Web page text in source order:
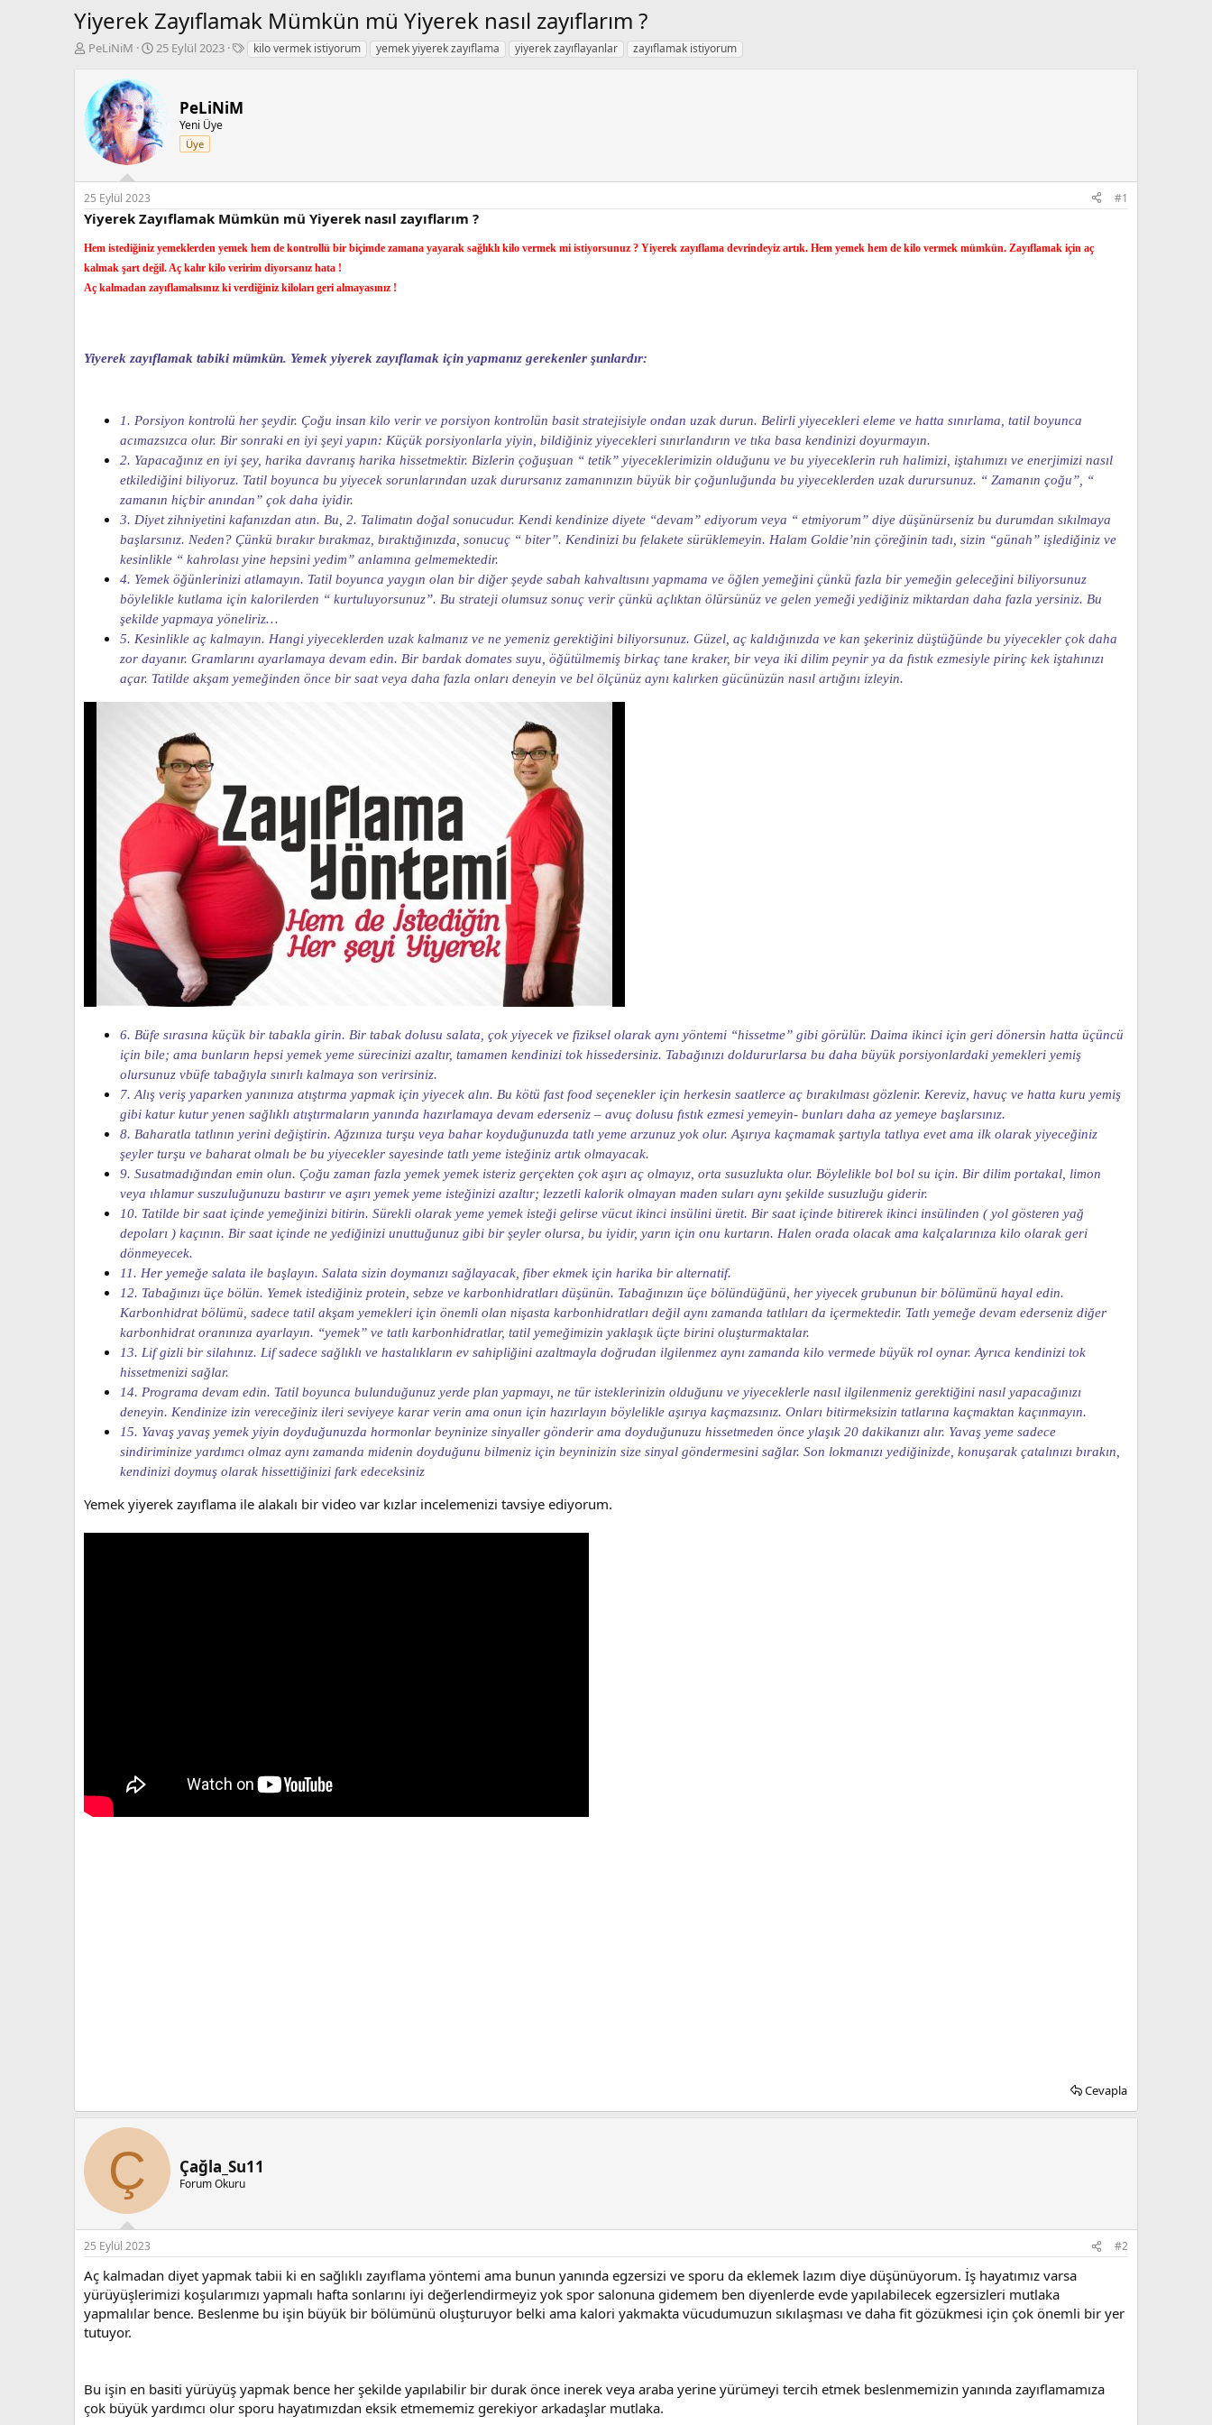
Yiyerek Zayıflamak Mümkün mü Yiyerek nasıl zayıflarım ?
K
b
u
y
u
ş
l
a
t
n
PeLiNiM
B
l
a
n
g
a
r
h
i
25 Eylül 2023
Ekilo vermek istiyorum yemek yiyerek zayıflama yiyerek zayıflayanlar zayıflamak istiyorum
PeLiNiM
Yeni Üye
Üye
25 Eylül 2023 #1
Yiyerek Zayıflamak Mümkün mü Yiyerek nasıl zayıflarım ?
Hem istediğiniz yemeklerden yemek hem de kontrollü bir biçimde zamana yayarak sağlıklı kilo vermek mi istiyorsunuz ? Yiyerek zayıflama devrindeyiz artık. Hem yemek hem de kilo vermek mümkün. Zayıflamak için aç
kalmak şart değil. Aç kalır kilo veririm diyorsanız hata !
Aç kalmadan zayıflamalısınız ki verdiğiniz kiloları geri almayasınız !
Yiyerek zayıflamak tabiki mümkün. Yemek yiyerek zayıflamak için yapmanız gerekenler şunlardır:
1. Porsiyon kontrolü her şeydir. Çoğu insan kilo verir ve porsiyon kontrolün basit stratejisiyle ondan uzak durun. Belirli yiyecekleri eleme ve hatta sınırlama, tatil boyunca
acımazsızca olur. Bir sonraki en iyi şeyi yapın: Küçük porsiyonlarla yiyin, bildiğiniz yiyecekleri sınırlandırın ve tıka basa kendinizi doyurmayın.
2. Yapacağınız en iyi şey, harika davranış harika hissetmektir. Bizlerin çoğuşuan “ tetik” yiyeceklerimizin olduğunu ve bu yiyeceklerin ruh halimizi, iştahımızı ve enerjimizi nasıl
etkilediğini biliyoruz. Tatil boyunca bu yiyecek sorunlarından uzak durursanız zamanınızın büyük bir çoğunluğunda bu yiyeceklerden uzak durursunuz. “ Zamanın çoğu”, “
zamanın hiçbir anından” çok daha iyidir.
3. Diyet zihniyetini kafanızdan atın. Bu, 2. Talimatın doğal sonucudur. Kendi kendinize diyete “devam” ediyorum veya “ etmiyorum” diye düşünürseniz bu durumdan sıkılmaya
başlarsınız. Neden? Çünkü bırakır bırakmaz, bıraktığınızda, sonucuç “ biter”. Kendinizi bu felakete sürüklemeyin. Halam Goldie’nin çöreğinin tadı, sizin “günah” işlediğiniz ve
kesinlikle “ kahrolası yine hepsini yedim” anlamına gelmemektedir.
4. Yemek öğünlerinizi atlamayın. Tatil boyunca yaygın olan bir diğer şeyde sabah kahvaltısını yapmama ve öğlen yemeğini çünkü fazla bir yemeğin geleceğini biliyorsunuz
böylelikle kutlama için kalorilerden “ kurtuluyorsunuz”. Bu strateji olumsuz sonuç verir çünkü açlıktan ölürsünüz ve gelen yemeği yediğiniz miktardan daha fazla yersiniz. Bu
şekilde yapmaya yöneliriz…
5. Kesinlikle aç kalmayın. Hangi yiyeceklerden uzak kalmanız ve ne yemeniz gerektiğini biliyorsunuz. Güzel, aç kaldığınızda ve kan şekeriniz düştüğünde bu yiyecekler çok daha
zor dayanır. Gramlarını ayarlamaya devam edin. Bir bardak domates suyu, öğütülmemiş birkaç tane kraker, bir veya iki dilim peynir ya da fıstık ezmesiyle pirinç kek iştahınızı
açar. Tatilde akşam yemeğinden önce bir saat veya daha fazla onları deneyin ve bel ölçünüz aynı kalırken gücünüzün nasıl artığını izleyin.
6. Büfe sırasına küçük bir tabakla girin. Bir tabak dolusu salata, çok yiyecek ve fiziksel olarak aynı yöntemi “hissetme” gibi görülür. Daima ikinci için geri dönersin hatta üçüncü
için bile; ama bunların hepsi yemek yeme sürecinizi azaltır, tamamen kendinizi tok hissedersiniz. Tabağınızı doldururlarsa bu daha büyük porsiyonlardaki yemekleri yemiş
olursunuz vbüfe tabağıyla sınırlı kalmaya son verirsiniz.
7. Alış veriş yaparken yanınıza atıştırma yapmak için yiyecek alın. Bu kötü fast food seçenekler için herkesin saatlerce aç bırakılması gözlenir. Kereviz, havuç ve hatta kuru yemiş
gibi katur kutur yenen sağlıklı atıştırmaların yanında hazırlamaya devam ederseniz – avuç dolusu fıstık ezmesi yemeyin- bunları daha az yemeye başlarsınız.
8. Baharatla tatlının yerini değiştirin. Ağzınıza turşu veya bahar koyduğunuzda tatlı yeme arzunuz yok olur. Aşırıya kaçmamak şartıyla tatlıya evet ama ilk olarak yiyeceğiniz
şeyler turşu ve baharat olmalı be bu yiyecekler sayesinde tatlı yeme isteğiniz artık olmayacak.
9. Susatmadığından emin olun. Çoğu zaman fazla yemek yemek isteriz gerçekten çok aşırı aç olmayız, orta susuzlukta olur. Böylelikle bol bol su için. Bir dilim portakal, limon
veya ıhlamur suszuluğunuzu bastırır ve aşırı yemek yeme isteğinizi azaltır; lezzetli kalorik olmayan maden suları aynı şekilde susuzluğu giderir.
10. Tatilde bir saat içinde yemeğinizi bitirin. Sürekli olarak yeme yemek isteği gelirse vücut ikinci insülini üretit. Bir saat içinde bitirerek ikinci insülinden ( yol gösteren yağ
depoları ) kaçının. Bir saat içinde ne yediğinizi unuttuğunuz gibi bir şeyler olursa, bu iyidir, yarın için onu kurtarın. Halen orada olacak ama kalçalarınıza kilo olarak geri
dönmeyecek.
11. Her yemeğe salata ile başlayın. Salata sizin doymanızı sağlayacak, fiber ekmek için harika bir alternatif.
12. Tabağınızı üçe bölün. Yemek istediğiniz protein, sebze ve karbonhidratları düşünün. Tabağınızın üçe bölündüğünü, her yiyecek grubunun bir bölümünü hayal edin.
Karbonhidrat bölümü, sadece tatil akşam yemekleri için önemli olan nişasta karbonhidratları değil aynı zamanda tatlıları da içermektedir. Tatlı yemeğe devam ederseniz diğer
karbonhidrat oranınıza ayarlayın. “yemek” ve tatlı karbonhidratlar, tatil yemeğimizin yaklaşık üçte birini oluşturmaktalar.
13. Lif gizli bir silahınız. Lif sadece sağlıklı ve hastalıkların ev sahipliğini azaltmayla doğrudan ilgilenmez aynı zamanda kilo vermede büyük rol oynar. Ayrıca kendinizi tok
hissetmenizi sağlar.
14. Programa devam edin. Tatil boyunca bulunduğunuz yerde plan yapmayı, ne tür isteklerinizin olduğunu ve yiyeceklerle nasıl ilgilenmeniz gerektiğini nasıl yapacağınızı
deneyin. Kendinize izin vereceğiniz ileri seviyeye karar verin ama onun için hazırlayın böylelikle aşırıya kaçmazsınız. Onları bitirmeksizin tatlarına kaçmaktan kaçınmayın.
15. Yavaş yavaş yemek yiyin doyduğunuzda hormonlar beyninize sinyaller gönderir ama doyduğunuzu hissetmeden önce ylaşık 20 dakikanızı alır. Yavaş yeme sadece
sindiriminize yardımcı olmaz aynı zamanda midenin doyduğunu bilmeniz için beyninizin size sinyal göndermesini sağlar. Son lokmanızı yediğinizde, konuşarak çatalınızı bırakın,
kendinizi doymuş olarak hissettiğinizi fark edeceksiniz
Yemek yiyerek zayıflama ile alakalı bir video var kızlar incelemenizi tavsiye ediyorum.
Cevapla
Ç Çağla_Su11
Forum Okuru
25 Eylül 2023 #2
Aç kalmadan diyet yapmak tabii ki en sağlıklı zayıflama yöntemi ama bunun yanında egzersizi ve sporu da eklemek lazım diye düşünüyorum. İş hayatımız varsa
yürüyüşlerimizi koşularımızı yapmalı hafta sonlarını iyi değerlendirmeyiz yok spor salonuna gidemem ben diyenlerde evde yapılabilecek egzersizleri mutlaka
yapmalılar bence. Beslenme bu işin büyük bir bölümünü oluşturuyor belki ama kalori yakmakta vücudumuzun sıkılaşması ve daha fit gözükmesi için çok önemli bir yer
tutuyor.
Bu işin en basiti yürüyüş yapmak bence her şekilde yapılabilir bir durak önce inerek veya araba yerine yürümeyi tercih etmek beslenmemizin yanında zayıflamamıza
çok büyük yardımcı olur sporu hayatımızdan eksik etmememiz gerekiyor arkadaşlar mutlaka.